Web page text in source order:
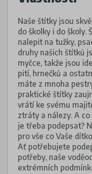
Naše štítky jsou
do školky i do školy.
nalepit na tužky,
druhy našich štítků
myčce, takže jsou
pití, hrnečků a
máte z mnoha
praktické štítky
vrátí ke svému
ztráty a nálezy. A
je třeba podepsat?
pro vše co Vaše
Ať potřebujete
potřeby, naše
extrémních